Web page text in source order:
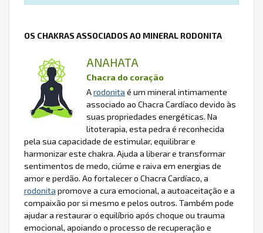
OS CHAKRAS ASSOCIADOS AO MINERAL RODONITA
ANAHATA
Chacra do coração
Arodonita é um mineral intimamente
associado ao Chacra Cardíaco devido às
suas propriedades energéticas. Na
litoterapia, esta pedra é reconhecida
pela sua capacidade de estimular, equilibrar e
harmonizar este chakra. Ajuda a liberar e transformar
sentimentos de medo, ciúme e raiva em energias de
amor e perdão. Ao fortalecer o Chacra Cardíaco, a
rodonita promove a cura emocional, a autoaceitação e a
compaixão por si mesmo e pelos outros. Também pode
ajudar a restaurar o equilíbrio após choque ou trauma
emocional, apoiando o processo de recuperação e